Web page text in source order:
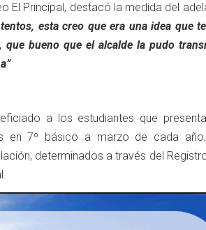
El Principal, destacó la medida del
esta creo que era una idea que
bueno que el alcalde la pudo
a los estudiantes que
en 7º básico a marzo de cada
determinados a través del